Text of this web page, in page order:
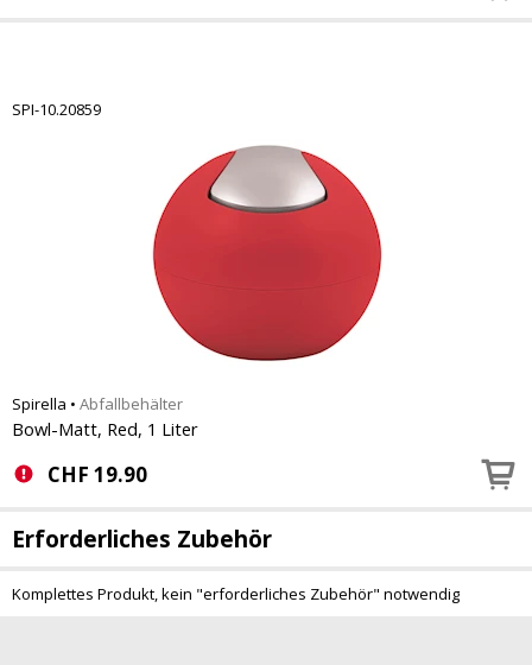
SPI-10.20859
Spirella • Abfallbehälter
Bowl-Matt, Red, 1 Liter
CHF 19.90
Erforderliches Zubehör
Komplettes Produkt, kein "erforderliches Zubehör" notwendig